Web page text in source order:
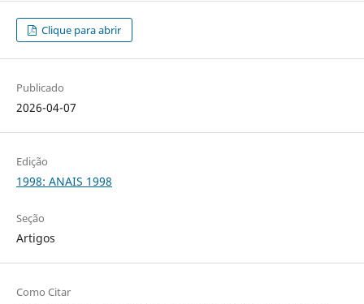
Clique para abrir
Publicado
2026-04-07
Edição
1998: ANAIS 1998
Seção
Artigos
Como Citar